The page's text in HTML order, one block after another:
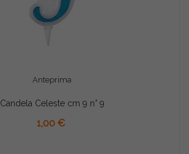
Anteprima
Candela Celeste cm 9 n° 9
1,00 €